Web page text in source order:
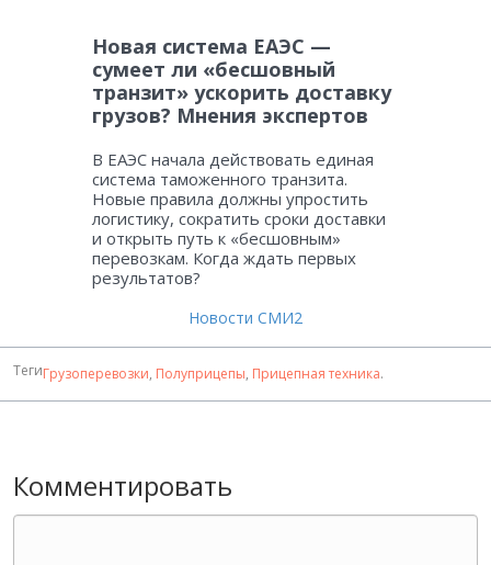
Новая система ЕАЭС —
сумеет ли «бесшовный
транзит» ускорить доставку
грузов? Мнения экспертов
В ЕАЭС начала действовать единая
система таможенного транзита.
Новые правила должны упростить
логистику, сократить сроки доставки
и открыть путь к «бесшовным»
перевозкам. Когда ждать первых
результатов?
Новости СМИ2
ТегиГрузоперевозки, Полуприцепы, Прицепная техника.
Комментировать